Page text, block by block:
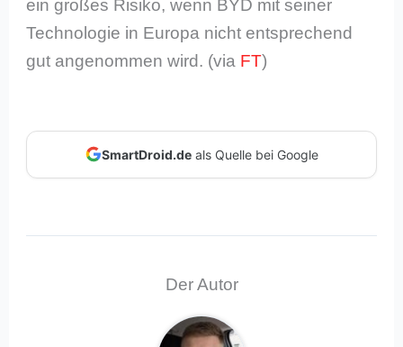
ein großes Risiko, wenn BYD mit seiner
Technologie in Europa nicht entsprechend
gut angenommen wird. (via FT)
SmartDroid.deals Quelle bei Google
Der Autor